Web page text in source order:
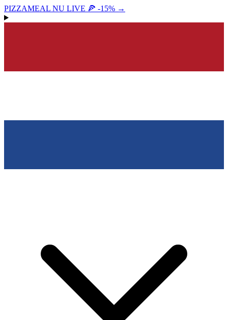
PIZZAMEAL NU LIVE 🍕 -15% →